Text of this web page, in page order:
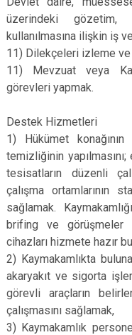
üzerindeki
kullanılmasına ilişkin iş
11) Dilekçeleri izleme ve
11) Mevzuat veya
görevleri yapmak.
Destek Hizmetleri
1) Hükümet
temizliğinin
tesisatların düzenli
çalışma ortamlarının
sağlamak.
brifing ve görüşmeler
cihazları hizmete hazır
2) Kaymakamlıkta
akaryakıt ve sigorta
görevli araçların
çalışmasını sağlamak,
3) Kaymakamlık